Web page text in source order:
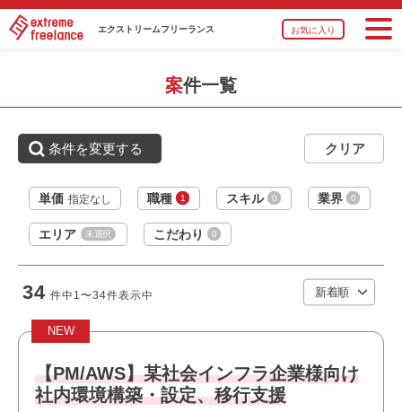
エクストリームフリーランス お気に入り
単価 指定なし 職種 1 スキル 0 業界 0
エリア 未選択 こだわり 0
条件を変更する
案件一覧
34 件中 1〜34件表示中
NEW
【PM/AWS】某社会インフラ企業様向け
社内環境構築・設定、移行支援
おすすめポイント
・上流工程に携われます
・選考スピードの速い案件です
職種
PM
業界
人材・教育
スキル
PowerPoint,Word,Excel
・プロダクトマネジメントまたは開発作業のマネジメント
経験
・生成AI活用経験
・WEBアプリ開発経験
・アジャイル開発経験